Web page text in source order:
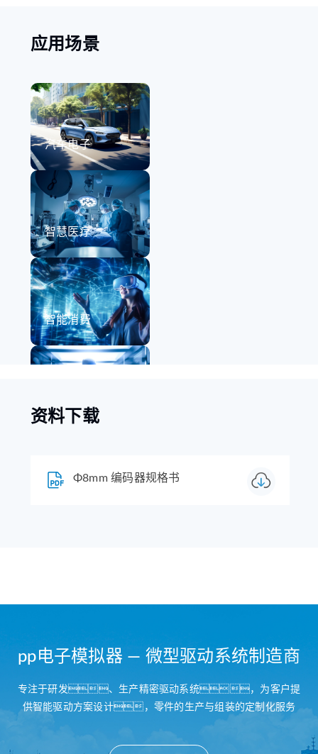
应用场景
汽车电子
智慧医疗
智能消费
机器人
资料下载
Φ8mm 编码器规格书
pp电子模拟器 — 微型驱动系统制造商
专注于研发、生产精密驱动系统，为客户提
供智能驱动方案设计，零件的生产与组装的定制化服务